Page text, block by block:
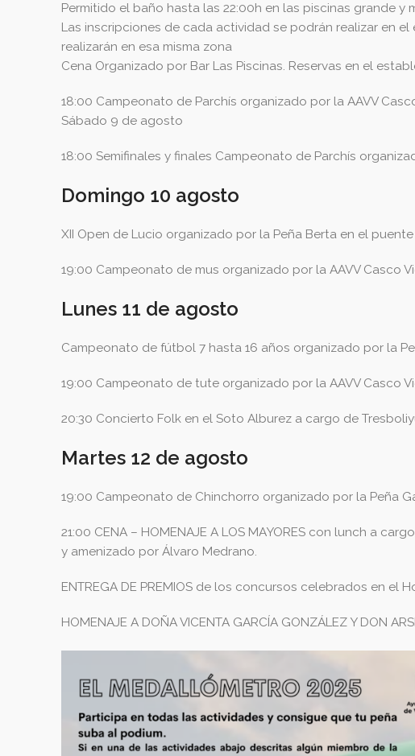
Permitido el baño hasta las 22:00h en las piscinas grande y
Las inscripciones de cada actividad se podrán realizar en
realizarán en esa misma zona
Cena Organizado por Bar Las Piscinas. Reservas en el
18:00 Campeonato de Parchís organizado por la AAVV
Sábado 9 de agosto
18:00 Semifinales y finales Campeonato de Parchís
Domingo 10 agosto
XII Open de Lucio organizado por la Peña Berta en el
19:00 Campeonato de mus organizado por la AAVV Casco
Lunes 11 de agosto
Campeonato de fútbol 7 hasta 16 años organizado por la
19:00 Campeonato de tute organizado por la AAVV Casco
20:30 Concierto Folk en el Soto Alburez a cargo de
Martes 12 de agosto
19:00 Campeonato de Chinchorro organizado por la Peña
21:00 CENA – HOMENAJE A LOS MAYORES con lunch a
y amenizado por Álvaro Medrano.
ENTREGA DE PREMIOS de los concursos celebrados en el
HOMENAJE A DOÑA VICENTA GARCÍA GONZÁLEZ Y DON